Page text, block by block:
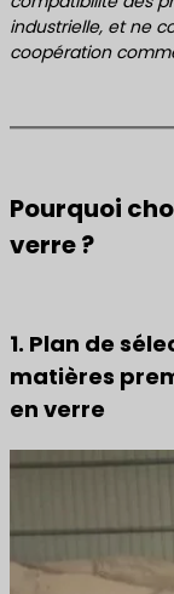
industrielle, et ne
coopération
Pourquoi
verre ?
1. Plan de
matières
en verre